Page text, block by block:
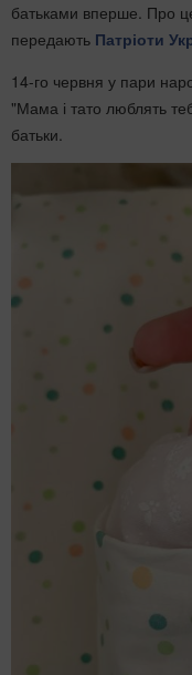
батьками вперше. Про
передають Патріоти
14-го червня у пари
"Мама і тато люблять
батьки.